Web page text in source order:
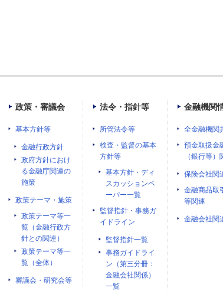
政策・審議会
基本方針等
金融行政方針
政府方針におけ
る金融庁関連の
施策
政策テーマ・施策
政策テーマ等一
覧（金融行政方
針との関連）
政策テーマ等一
覧（全体）
審議会・研究会等
法令・指針等
所管法令等
検査・監督の基本
方針等
基本方針・ディ
スカッションペ
ーパー一覧
監督指針・事務ガ
イドライン
監督指針一覧
事務ガイドライ
ン（第三分冊：
金融会社関係）
一覧
金融機関
全金融機関
預金取扱金
（銀行等）
保険会社関
金融商品取
等関連
金融会社関